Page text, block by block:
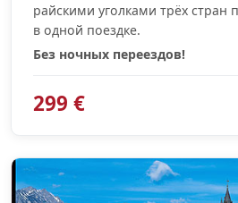
райскими уголками трёх стран
в одной поездке.
Без ночных переездов!
299 €